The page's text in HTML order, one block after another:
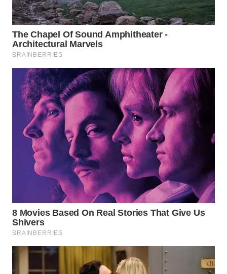
TANJUNG
LESUNG
WN
KARO
WN
SIMALUNGUN
WN
LABUHANBATU
WN
TAPANULI
TENGAH
WN DELI
SERDANG
TEBING